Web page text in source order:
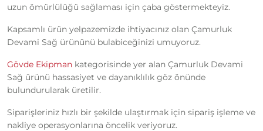
uzun ömürlülüğü sağlaması için çaba göstermekteyiz.
Kapsamlı ürün yelpazemizde ihtiyacınız olan Çamurluk
Devami Sağ ürününü bulabiceğinizi umuyoruz.
Gövde Ekipman kategorisinde yer alan Çamurluk Devami
Sağ ürünü hassasiyet ve dayanıklılık göz önünde
bulundurularak üretilir.
Siparişleriniz hızlı bir şekilde ulaştırmak için sipariş işleme ve
nakliye operasyonlarına öncelik veriyoruz.